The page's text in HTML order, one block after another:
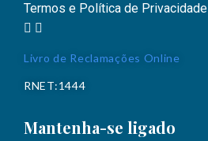
Termos e Política de Privacidade
Livro de Reclamações Online
RNET:1444
Mantenha-se ligado